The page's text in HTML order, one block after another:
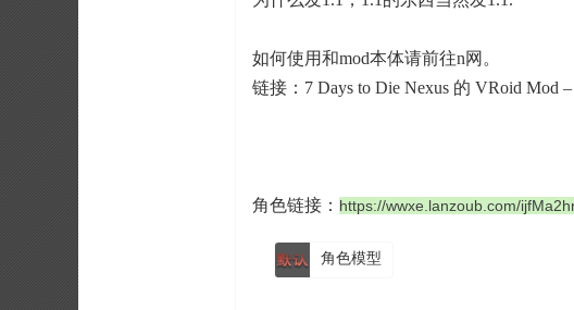
如何使用和mod本体请前往n网。
链接： 7 Days to Die Nexus 的 VRoid Mod
角色链接： https://wwxe.lanzoub.com/
角色模型